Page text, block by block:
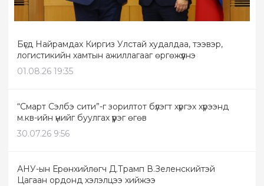
Бүгд Найрамдах Киргиз Улстай худалдаа, тээвэр,
логистикийн хамтын ажиллагааг өргөжүүлнэ
01.08.26 19:35
“Смарт Сэлбэ сити”-г зорилтот бүлэгт хүргэх хүрээнд
м.кв-ийн үнийг буулгах үүрэг өгөв
30.07.26 9:56
АНУ-ын Ерөнхийлөгч Д.Трамп В.Зеленскийтэй
Цагаан ордонд хэлэлцээ хийжээ